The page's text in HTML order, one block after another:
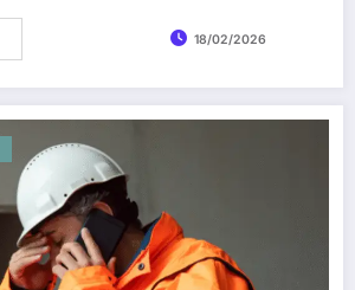
18/02/2026